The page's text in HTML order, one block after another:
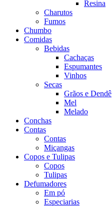
Resina
Charutos
Fumos
Chumbo
Comidas
Bebidas
Cachaças
Espumantes
Vinhos
Secas
Grãos e Dendê
Mel
Melado
Conchas
Contas
Contas
Miçangas
Copos e Tulipas
Copos
Tulipas
Defumadores
Em pó
Especiarias